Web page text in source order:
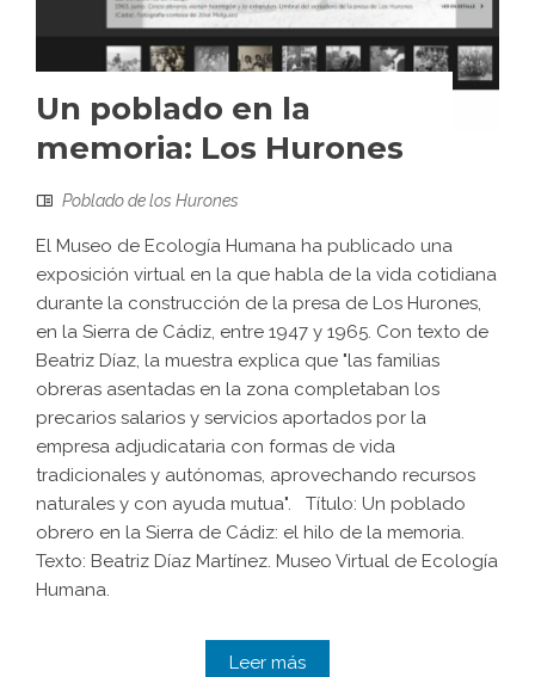
Un poblado en la
memoria: Los Hurones
Poblado de los Hurones
El Museo de Ecología Humana ha publicado una
exposición virtual en la que habla de la vida cotidiana
durante la construcción de la presa de Los Hurones,
en la Sierra de Cádiz, entre 1947 y 1965. Con texto de
Beatriz Díaz, la muestra explica que "las familias
obreras asentadas en la zona completaban los
precarios salarios y servicios aportados por la
empresa adjudicataria con formas de vida
tradicionales y autónomas, aprovechando recursos
naturales y con ayuda mutua". Título: Un poblado
obrero en la Sierra de Cádiz: el hilo de la memoria.
Texto: Beatriz Díaz Martínez. Museo Virtual de Ecología
Humana.
Leer más